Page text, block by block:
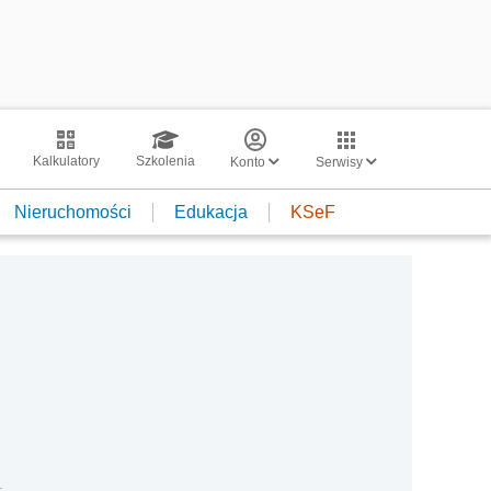
Kalkulatory Szkolenia Konto Serwisy
Nieruchomości Edukacja KSeF